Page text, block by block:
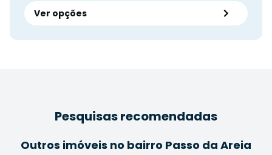
Ver opções
Pesquisas recomendadas
Outros imóveis no bairro Passo da Areia